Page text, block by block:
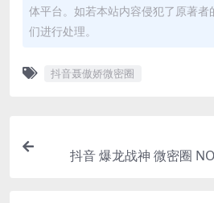
体平台。如若本站内容侵犯了原著
们进行处理。
抖音聂傲娇微密圈
抖音 爆龙战神 微密圈 NO.004期 【6P7V】最新